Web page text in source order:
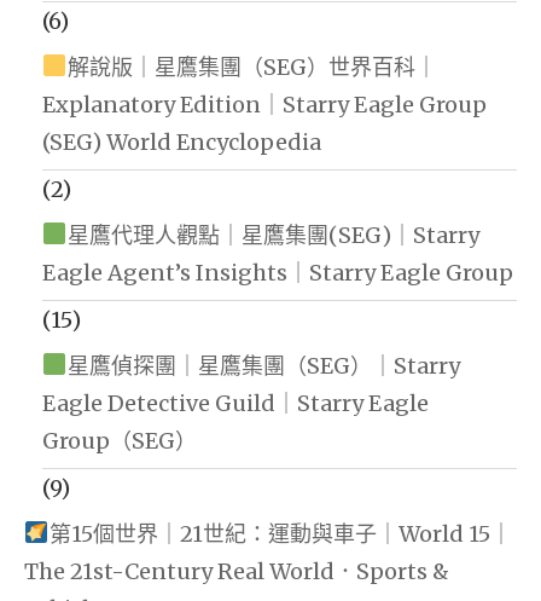
(6)
解說版｜星鷹集團（SEG）世界百科｜
Explanatory Edition｜Starry Eagle Group
(SEG) World Encyclopedia
(2)
星鷹代理人觀點｜星鷹集團(SEG)｜Starry
Eagle Agent’s Insights｜Starry Eagle Group
(15)
星鷹偵探團｜星鷹集團（SEG）｜Starry
Eagle Detective Guild｜Starry Eagle
Group（SEG）
(9)
第15個世界｜21世紀：運動與車子｜World 15｜
The 21st-Century Real World．Sports &